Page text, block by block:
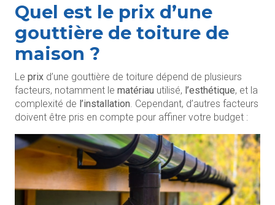
Quel est le prix d’une
gouttière de toiture de
maison ?
Le prix d’une gouttière de toiture dépend de plusieurs
facteurs, notamment le matériau utilisé, l’esthétique, et la
complexité de l’installation. Cependant, d’autres facteurs
doivent être pris en compte pour affiner votre budget :